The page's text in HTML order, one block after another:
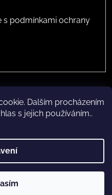
Dalším procházením
s jejich používáním..
s podmínkami ochrany
naši kamennou prodejnu
změříme a poradíme s